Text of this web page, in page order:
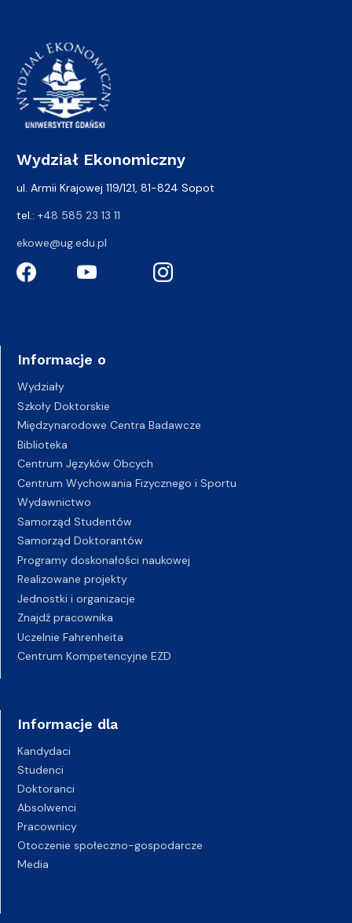
Wydział Ekonomiczny
ul. Armii Krajowej 119/121, 81-824 Sopot
tel.: +48 585 23 13 11
ekowe@ug.edu.pl
Informacje o
Wydziały
Szkoły Doktorskie
Międzynarodowe Centra Badawcze
Biblioteka
Centrum Języków Obcych
Centrum Wychowania Fizycznego i Sportu
Wydawnictwo
Samorząd Studentów
Samorząd Doktorantów
Programy doskonałości naukowej
Realizowane projekty
Jednostki i organizacje
Znajdź pracownika
Uczelnie Fahrenheita
Centrum Kompetencyjne EZD
Informacje dla
Kandydaci
Studenci
Doktoranci
Absolwenci
Pracownicy
Otoczenie społeczno-gospodarcze
Media